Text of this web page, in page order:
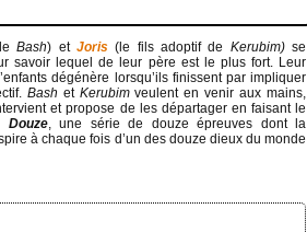
Bash) etJoris (le fils adoptif de Kerubim)se
savoir lequel de leur père est le plus fort. Leur
dégénère lorsqu’ils finissent par impliquer
Bash et Kerubimveulent en venir aux mains,
et propose de les départager en faisant le
Douze, une série de douze épreuves dont la
à chaque fois d’un des douze dieux du monde